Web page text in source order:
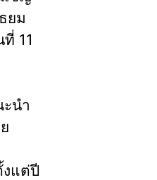
ยม
11
นำ
งแต่ปี